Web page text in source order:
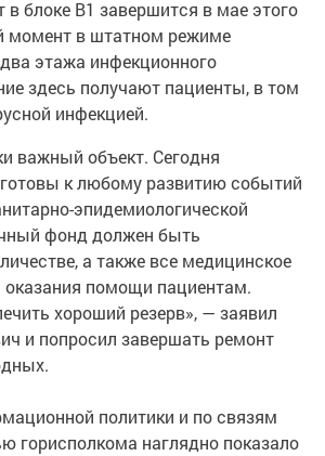
в блоке B1 завершится в мае этого
момент в штатном режиме
этажа инфекционного
здесь получают пациенты, в том
инфекцией.
важный объект. Сегодня
к любому развитию событий
эпидемиологической
фонд должен быть
а также все медицинское
оказания помощи пациентам.
хороший резерв», — заявил
и попросил завершать ремонт
политики и по связям
горисполкома наглядно показало